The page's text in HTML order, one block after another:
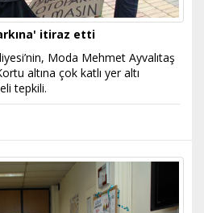
itiraz etti
Moda Mehmet Ayvalıtaş
altına çok katlı yer altı
tepkili.